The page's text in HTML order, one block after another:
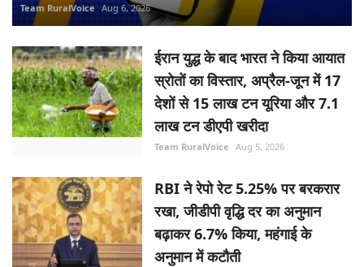
Team RuralVoice Aug 6, 2026
ईरान युद्ध के बाद भारत ने किया आयात
स्रोतों का विस्तार, अप्रैल-जून में 17
देशों से 15 लाख टन यूरिया और 7.1
लाख टन डीएपी खरीदा
Team RuralVoice Aug 5, 2026
RBI ने रेपो रेट 5.25% पर बरकरार
रखा, जीडीपी वृद्धि दर का अनुमान
बढ़ाकर 6.7% किया, महंगाई के
अनुमान में कटौती